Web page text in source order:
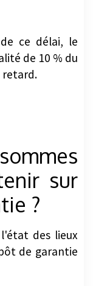
ce délai, le
de 10 % du
retard.
sur
?
des lieux
de garantie